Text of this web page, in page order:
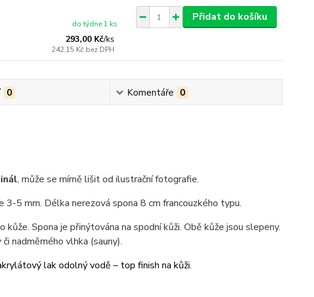
293,00 Kč/ks
242,15 Kč bez DPH
do týdne 1 ks
Přidat do košíku
0 Komentáře 0
, může se mírně lišit od ilustrační fotografie.
5 mm. Délka nerezová spona 8 cm francouzkého typu.
Spona je přinýtována na spodní kůži. Obě kůže jsou slepeny.
nadměrného vlhka (sauny).
lak odolný vodě – top finish na kůži.